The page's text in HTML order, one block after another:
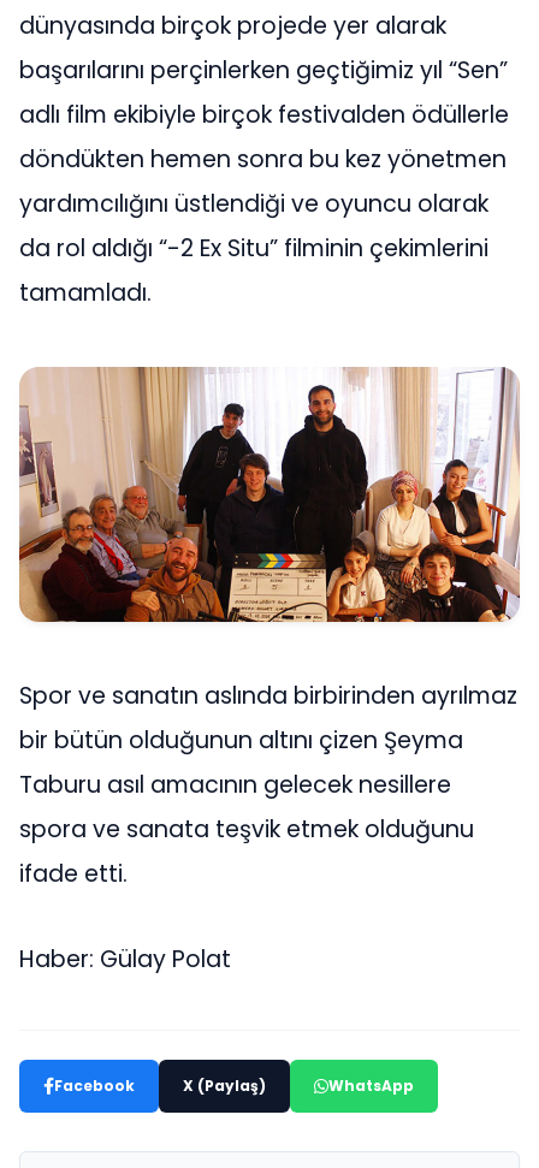
dünyasında birçok projede yer alarak
başarılarını perçinlerken geçtiğimiz yıl “Sen”
adlı film ekibiyle birçok festivalden ödüllerle
döndükten hemen sonra bu kez yönetmen
yardımcılığını üstlendiği ve oyuncu olarak
da rol aldığı “-2 Ex Situ” filminin çekimlerini
tamamladı.
Spor ve sanatın aslında birbirinden ayrılmaz
bir bütün olduğunun altını çizen Şeyma
Taburu asıl amacının gelecek nesillere
spora ve sanata teşvik etmek olduğunu
ifade etti.
Haber: Gülay Polat
Facebook X (Paylaş) WhatsApp